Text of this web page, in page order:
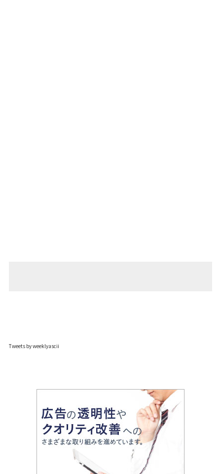
Tweets by weeklyascii